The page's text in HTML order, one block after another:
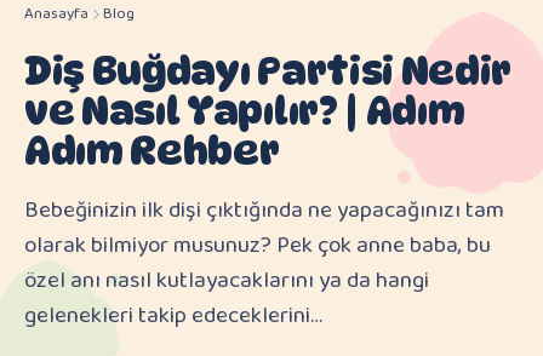
Anasayfa Blog
Diş Buğdayı Partisi Nedir
ve Nasıl Yapılır? | Adım
Adım Rehber
Bebeğinizin ilk dişi çıktığında ne yapacağınızı tam
olarak bilmiyor musunuz? Pek çok anne baba, bu
özel anı nasıl kutlayacaklarını ya da hangi
gelenekleri takip edeceklerini…